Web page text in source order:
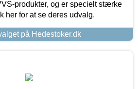
produkter, og er specielt stærke
her for at se deres udvalg.
på Hedestoker.dk